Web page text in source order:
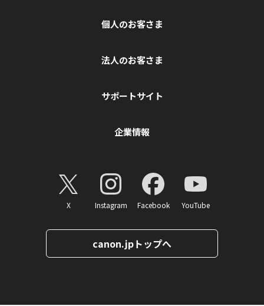
個人のお客さま
法人のお客さま
サポートサイト
企業情報
X Instagram Facebook YouTube
canon.jpトップへ